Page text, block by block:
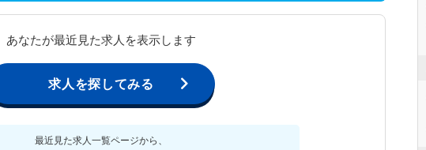
あなたが最近見た求人を表示します
求人を探してみる
最近見た求人一覧ページから、